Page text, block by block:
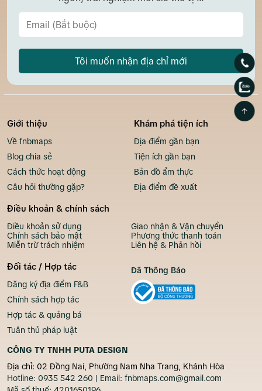
Tôi muốn nhận địa chỉ mới
Giới thiệu
Về fnbmaps
Blog chia sẻ
Cách thức hoạt động
Câu hỏi thường gặp?
Khám phá tiện ích
Địa điểm gần bạn
Tiện ích gần bạn
Bản đồ ẩm thực
Địa điểm đề xuất
Điều khoản & chính sách
Điều khoản sử dụng
Chính sách bảo mật
Miễn trừ trách nhiệm
Giao nhận & Vận chuyển
Phương thức thanh toán
Liên hệ & Phản hồi
Đối tác / Hợp tác
Đăng ký địa điểm F&B
Chính sách hợp tác
Hợp tác & quảng bá
Tuân thủ pháp luật
CÔNG TY TNHH PUTA DESIGN
Địa chỉ: 02 Đồng Nai, Phường Nam Nha Trang, Khánh Hòa
Hotline: 0935 542 260 | Email: fnbmaps.com@gmail.com
Đã Thông Báo